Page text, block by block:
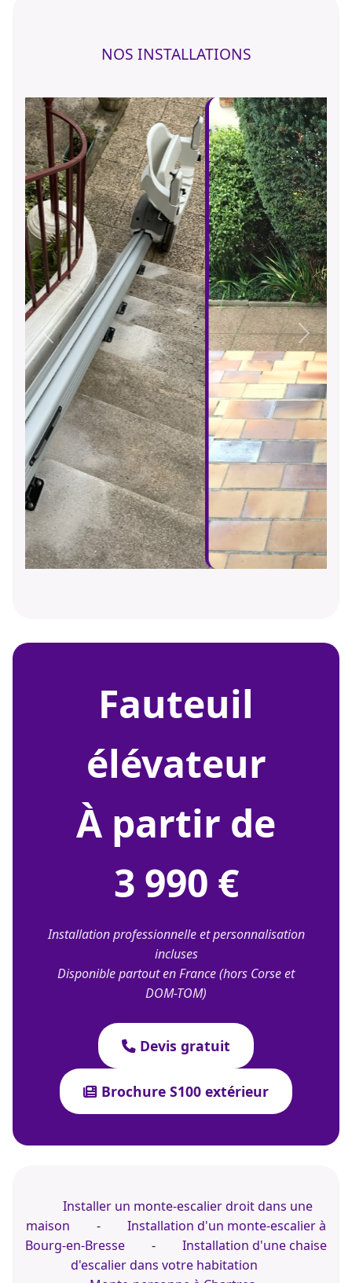
NOS INSTALLATIONS
Précédent Suivant
fauteuil
élévateur
À partir de
3 990 €
Installation professionnelle et personnalisation
incluses
Disponible partout en France (hors Corse et
DOM-TOM)
Devis gratuit
Brochure S100 extérieur
Installer un monte-escalier droit dans une
maison
-
Installation d'un monte-escalier à
Bourg-en-Bresse
-
Installation d'une chaise
d'escalier dans votre habitation